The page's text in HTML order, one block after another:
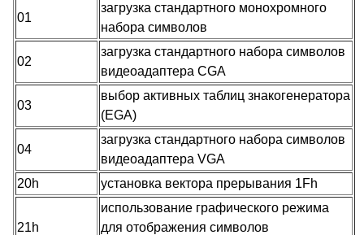
01
загрузка стандартного монохромного
набора символов
02
загрузка стандартного набора символов
видеоадаптера CGA
03
выбор активных таблиц знакогенератора
(EGA)
04
загрузка стандартного набора символов
видеоадаптера VGA
20h
установка вектора прерывания 1Fh
21h
использование графического режима
для отображения символов